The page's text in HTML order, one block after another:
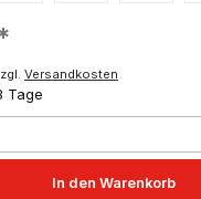
Versandkosten
Tage
In den Warenkorb